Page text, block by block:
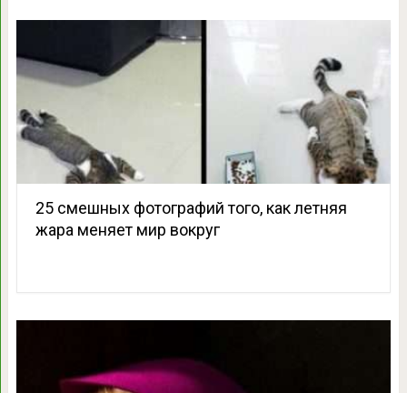
25 смешных фотографий того, как летняя
жара меняет мир вокруг